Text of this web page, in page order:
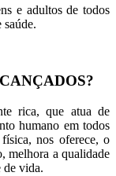
e adultos de todos
saúde.
rica, que atua de
humano em todos
nos oferece, o
melhora a qualidade
de vida.